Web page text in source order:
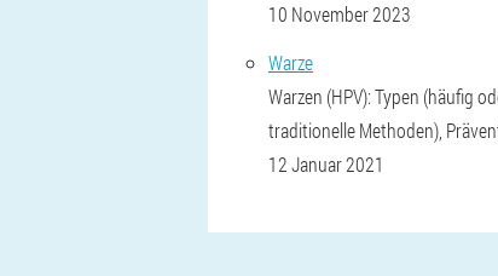
10 November 2023
Warze
Warzen (HPV): Typen (häufig
traditionelle Methoden),
12 Januar 2021